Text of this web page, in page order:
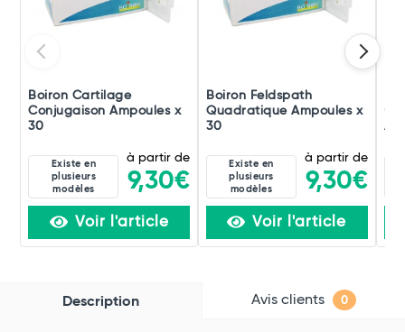
Boiron Cartilage
Conjugaison Ampoules x
30
Existe en
plusieurs
modèles
à partir de
9,30€
Voir l'article
Boiron Feldspath
Quadratique Ampoules x
30
Existe en
plusieurs
modèles
à partir de
9,30€
Voir l'article
Description Avis clients 0